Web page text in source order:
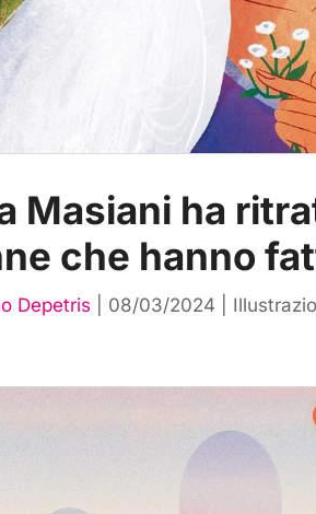
Masiani ha
che hanno
Depetris 08/03/2024